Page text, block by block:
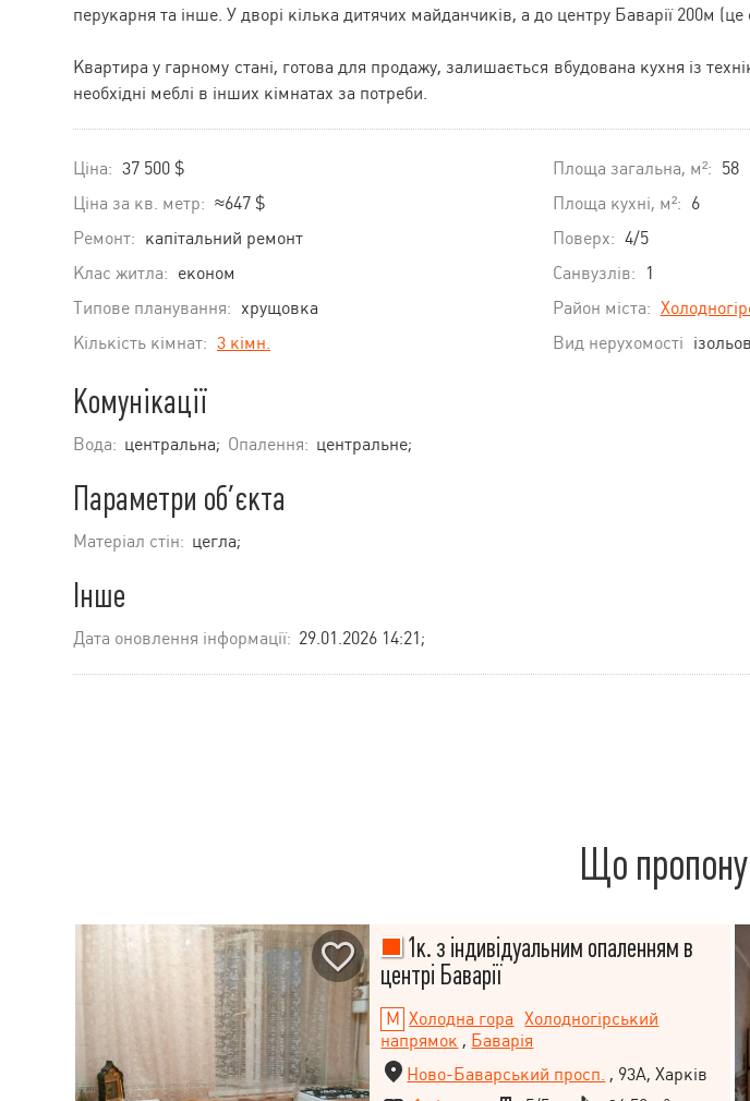
перукарня та інше. У дворі кілька дитячих майданчиків, а до центру Баварії 200м
Квартира у гарному стані, готова для продажу, залишається вбудована кухня із
необхідні меблі в інших кімнатах за потреби.
Ціна: 37 500 $
Ціна за кв. метр: ≈647 $
Ремонт: капітальний ремонт
Клас житла: економ
Типове планування: хрущовка
Кількість кімнат: 3 кімн.
Площа загальна, м²: 58
Площа кухні, м²: 6
Поверх: 4/5
Санвузлів:
1
Район міста:
Вид нерухомості
Комунікації
Вода: центральна; Опалення: центральне;
Параметри об’єкта
Матеріал стін: цегла;
Інше
Дата оновлення інформації: 29.01.2026 14:21;
Що
1к. з індивідуальним опаленням в
центрі Баварії
Холодна гора
Холодногірський
напрямок , Баварія
Ново-Баварський просп. , 93А, Харків